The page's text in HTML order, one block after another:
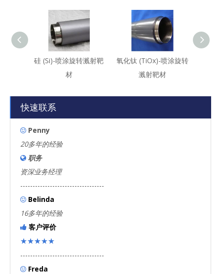
硅 (Si)-喷涂旋转溅射靶
材
氧化钛 (TiOx)-喷涂旋转
溅射靶材
快速联系
 Penny
20多年的经验
 职务
资深业务经理
----------------------------------
 Belinda
16多年的经验
 客户评价
★★★★★
----------------------------------
 Freda